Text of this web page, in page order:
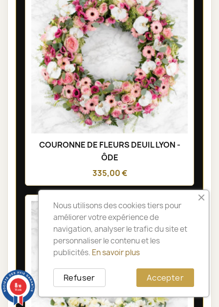
COURONNE DE FLEURS DEUIL LYON -
ÔDE
335,00 €
Nous utilisons des cookies tiers pour
améliorer votre expérience de
navigation, analyser le trafic du site et
personnaliser le contenu et les
publicités. En savoir plus
Accepter
Refuser
8/10
14 avis